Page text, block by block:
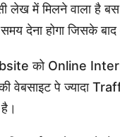
लेख में मिलने वाला है
देना होगा जिसके
को Online
वेबसाइट पे ज्यादा